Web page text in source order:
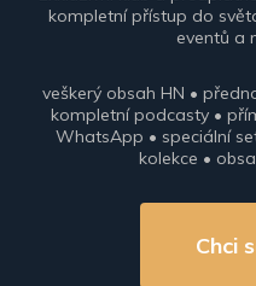
kompletní přístup do
eventů a
veškerý obsah HN •
kompletní podcasty •
WhatsApp • speciální
kolekce •
Chci